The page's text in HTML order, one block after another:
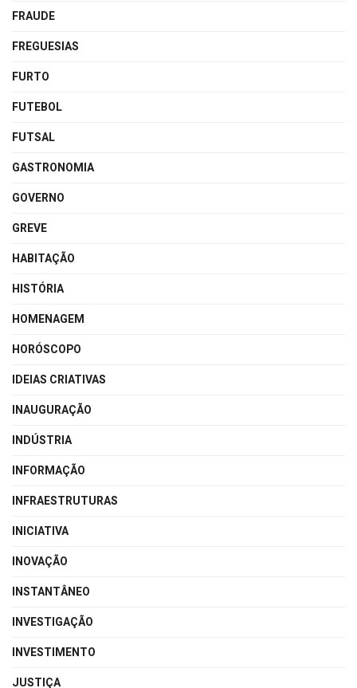
FRAUDE
FREGUESIAS
FURTO
FUTEBOL
FUTSAL
GASTRONOMIA
GOVERNO
GREVE
HABITAÇÃO
HISTÓRIA
HOMENAGEM
HORÓSCOPO
IDEIAS CRIATIVAS
INAUGURAÇÃO
INDÚSTRIA
INFORMAÇÃO
INFRAESTRUTURAS
INICIATIVA
INOVAÇÃO
INSTANTÂNEO
INVESTIGAÇÃO
INVESTIMENTO
JUSTIÇA